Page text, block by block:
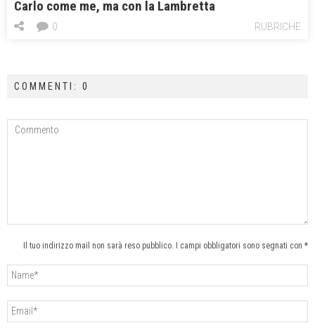
Carlo come me, ma con la Lambretta
RUBRICHE
0
COMMENTI: 0
Il tuo indirizzo mail non sarà reso pubblico. I campi obbligatori sono segnati con *